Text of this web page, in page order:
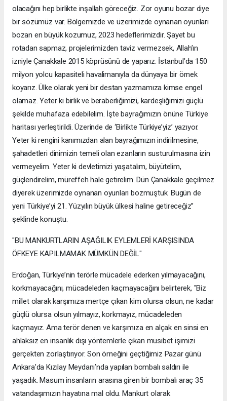
olacağını hep birlikte inşallah göreceğiz. Zor oyunu bozar diye
bir sözümüz var. Bölgemizde ve üzerimizde oynanan oyunları
bozan en büyük kozumuz, 2023 hedeflerimizdir. Şayet bu
rotadan sapmaz, projelerimizden taviz vermezsek, Allah’ın
izniyle Çanakkale 2015 köprüsünü de yaparız. İstanbul’da 150
milyon yolcu kapasiteli havalimanıyla da dünyaya bir örnek
koyarız. Ülke olarak yeni bir destan yazmamıza kimse engel
olamaz. Yeter ki birlik ve beraberliğimizi, kardeşliğimizi güçlü
şekilde muhafaza edebilelim. İşte bayrağımızın önüne Türkiye
haritası yerleştirildi. Üzerinde de ‘Birlikte Türkiye’yiz’ yazıyor.
Yeter ki rengini kanımızdan alan bayrağımızın indirilmesine,
şahadetleri dinimizin temeli olan ezanların susturulmasına izin
vermeyelim. Yeter ki devletimizi yaşatalım, büyütelim,
güçlendirelim, müreffeh hale getirelim. Dün Çanakkale geçilmez
diyerek üzerimizde oynanan oyunları bozmuştuk. Bugün de
yeni Türkiye’yi 21. Yüzyılın büyük ülkesi haline getireceğiz”
şeklinde konuştu.
"BU MANKURTLARIN AŞAĞILIK EYLEMLERİ KARŞISINDA
ÖFKEYE KAPILMAMAK MÜMKÜN DEĞİL"
Erdoğan, Türkiye’nin terörle mücadele ederken yılmayacağını,
korkmayacağını, mücadeleden kaçmayacağını belirterek, "Biz
millet olarak karşımıza mertçe çıkan kim olursa olsun, ne kadar
güçlü olursa olsun yılmayız, korkmayız, mücadeleden
kaçmayız. Ama terör denen ve karşımıza en alçak en sinsi en
ahlaksız en insanlık dışı yöntemlerle çıkan musibet işimizi
gerçekten zorlaştırıyor. Son örneğini geçtiğimiz Pazar günü
Ankara’da Kızılay Meydanı’nda yapılan bombalı saldırı ile
yaşadık. Masum insanların arasına giren bir bombalı araç 35
vatandaşımızın hayatına mal oldu. Mankurt olarak